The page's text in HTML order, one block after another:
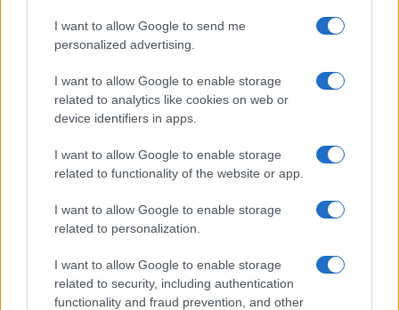
I want to allow Google to send me
personalized advertising.
I want to allow Google to enable storage
related to analytics like cookies on web or
device identifiers in apps.
I want to allow Google to enable storage
related to functionality of the website or app.
I want to allow Google to enable storage
related to personalization.
I want to allow Google to enable storage
related to security, including authentication
functionality and fraud prevention, and other
Eureka Bridged PAX
(PAXG)
(KBTC)
Steakhouse EURCV
Morpho Vault
$100,000,000,000,000.00
Epoch Island $0.032